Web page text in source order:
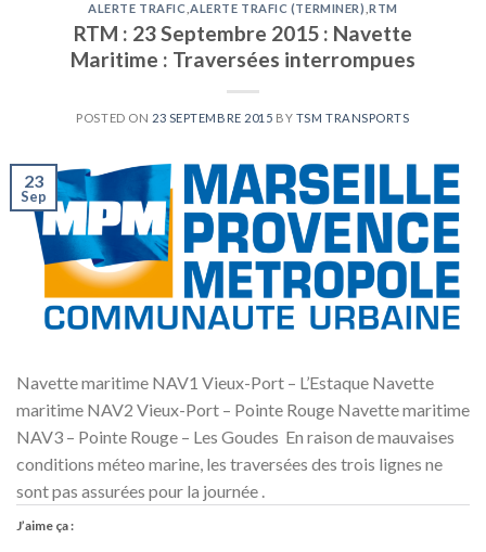
ALERTE TRAFIC ,ALERTE TRAFIC (TERMINER) ,RTM
RTM : 23 Septembre 2015 : Navette
Maritime : Traversées interrompues
POSTED ON 23 SEPTEMBRE 2015 BY TSM TRANSPORTS
23
Sep
Navette maritime NAV1 Vieux-Port – L’Estaque Navette
maritime NAV2 Vieux-Port – Pointe Rouge Navette maritime
NAV3 – Pointe Rouge – Les Goudes En raison de mauvaises
conditions méteo marine, les traversées des trois lignes ne
sont pas assurées pour la journée .
J’aime ça :